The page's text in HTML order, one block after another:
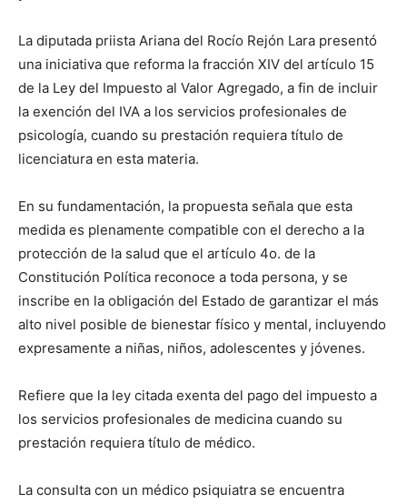
La diputada priista Ariana del Rocío Rejón Lara presentó
una iniciativa que reforma la fracción XIV del artículo 15
de la Ley del Impuesto al Valor Agregado, a fin de incluir
la exención del IVA a los servicios profesionales de
psicología, cuando su prestación requiera título de
licenciatura en esta materia.
En su fundamentación, la propuesta señala que esta
medida es plenamente compatible con el derecho a la
protección de la salud que el artículo 4o. de la
Constitución Política reconoce a toda persona, y se
inscribe en la obligación del Estado de garantizar el más
alto nivel posible de bienestar físico y mental, incluyendo
expresamente a niñas, niños, adolescentes y jóvenes.
Refiere que la ley citada exenta del pago del impuesto a
los servicios profesionales de medicina cuando su
prestación requiera título de médico.
La consulta con un médico psiquiatra se encuentra